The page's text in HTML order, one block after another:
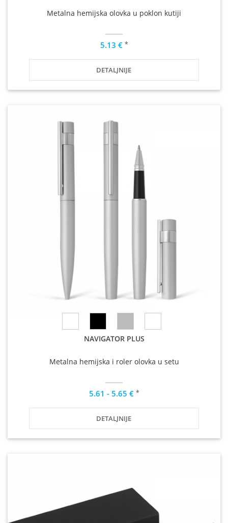
Metalna hemijska olovka u poklon kutiji
5.13 € *
DETALJNIJE
NAVIGATOR PLUS
Metalna hemijska i roler olovka u setu
5.61 - 5.65 € *
DETALJNIJE